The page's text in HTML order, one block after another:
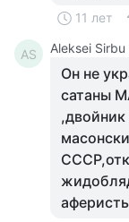
11 лет
AS Aleksei Sirbu
Он не
сатаны